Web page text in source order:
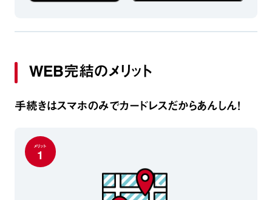
WEB完結のメリット
手続きはスマホのみでカードレスだからあんしん！
メリット
1